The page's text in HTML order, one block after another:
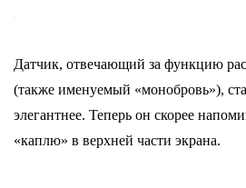
Датчик, отвечающий за функцию
(также именуемый «монобровь»),
элегантнее. Теперь он скорее
«каплю» в верхней части экрана.